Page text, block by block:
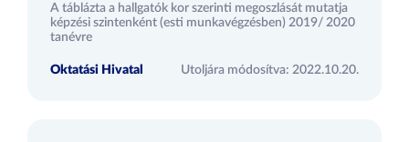
A táblázta a hallgatók kor szerinti megoszlását mutatja
képzési szintenként (esti munkavégzésben) 2019/ 2020
tanévre
Oktatási Hivatal Utoljára módosítva: 2022.10.20.